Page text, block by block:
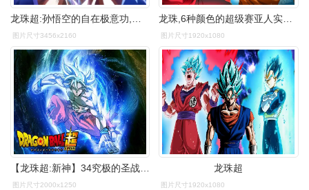
图片尺寸3456x2160 图片尺寸1920x1080
【龙珠超:新神】34究极的圣战!悟空vs贝吉塔!自在极意功的极致
图片尺寸2000x1250
龙珠超
图片尺寸1920x1080